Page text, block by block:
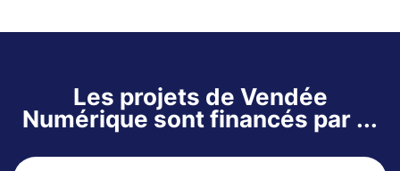
Les projets de Vendée
Numérique sont financés par ...